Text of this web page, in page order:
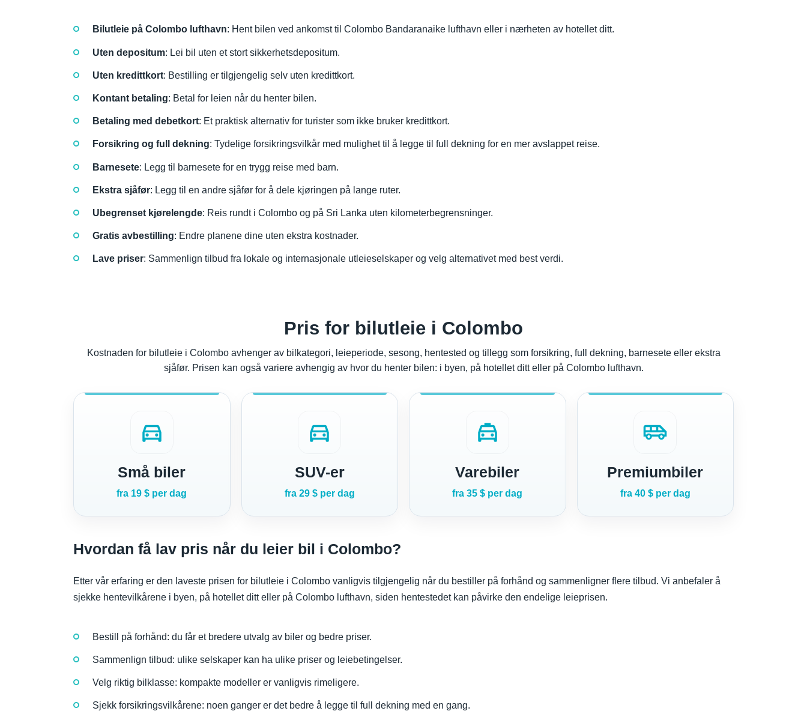
Bilutleie på Colombo lufthavn: Hent bilen ved ankomst til Colombo Bandaranaike lufthavn eller i nærheten av hotellet ditt.
Uten depositum: Lei bil uten et stort sikkerhetsdepositum.
Uten kredittkort: Bestilling er tilgjengelig selv uten kredittkort.
Kontant betaling: Betal for leien når du henter bilen.
Betaling med debetkort: Et praktisk alternativ for turister som ikke bruker kredittkort.
Forsikring og full dekning: Tydelige forsikringsvilkår med mulighet til å legge til full dekning for en mer avslappet reise.
Barnesete: Legg til barnesete for en trygg reise med barn.
Ekstra sjåfør: Legg til en andre sjåfør for å dele kjøringen på lange ruter.
Ubegrenset kjørelengde: Reis rundt i Colombo og på Sri Lanka uten kilometerbegrensninger.
Gratis avbestilling: Endre planene dine uten ekstra kostnader.
Lave priser: Sammenlign tilbud fra lokale og internasjonale utleieselskaper og velg alternativet med best verdi.
Pris for bilutleie i Colombo
Kostnaden for bilutleie i Colombo avhenger av bilkategori, leieperiode, sesong, hentested og tillegg som forsikring, full dekning, barnesete eller ekstra
sjåfør. Prisen kan også variere avhengig av hvor du henter bilen: i byen, på hotellet ditt eller på Colombo lufthavn.
directions_car
Små biler
fra 19 $ per dag
directions_car
SUV-er
fra 29 $ per dag
local_taxi
Varebiler
fra 35 $ per dag
airport_shuttle
Premiumbiler
fra 40 $ per dag
Hvordan få lav pris når du leier bil i Colombo?
Etter vår erfaring er den laveste prisen for bilutleie i Colombo vanligvis tilgjengelig når du bestiller på forhånd og sammenligner flere tilbud. Vi anbefaler å
sjekke hentevilkårene i byen, på hotellet ditt eller på Colombo lufthavn, siden hentestedet kan påvirke den endelige leieprisen.
Bestill på forhånd: du får et bredere utvalg av biler og bedre priser.
Sammenlign tilbud: ulike selskaper kan ha ulike priser og leiebetingelser.
Velg riktig bilklasse: kompakte modeller er vanligvis rimeligere.
Sjekk forsikringsvilkårene: noen ganger er det bedre å legge til full dekning med en gang.